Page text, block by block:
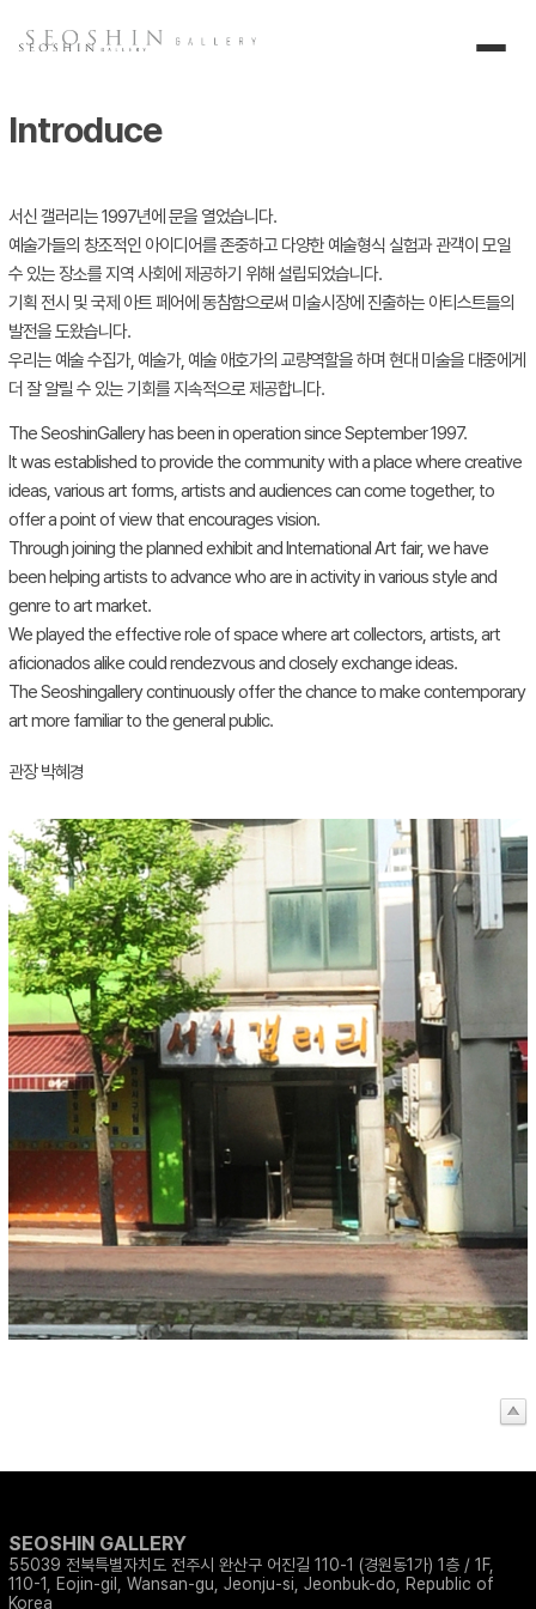
Introduce
서신 갤러리는 1997년에 문을 열었습니다.
예술가들의 창조적인 아이디어를 존중하고 다양한 예술형식 실험과 관객이 모일
수 있는 장소를 지역 사회에 제공하기 위해 설립되었습니다.
기획 전시 및 국제 아트 페어에 동참함으로써 미술시장에 진출하는 아티스트들의
발전을 도왔습니다.
우리는 예술 수집가, 예술가, 예술 애호가의 교량역할을 하며 현대 미술을 대중에게
더 잘 알릴 수 있는 기회를 지속적으로 제공합니다.
The SeoshinGallery has been in operation since September 1997.
It was established to provide the community with a place where creative
ideas, various art forms, artists and audiences can come together, to
offer a point of view that encourages vision.
Through joining the planned exhibit and International Art fair, we have
been helping artists to advance who are in activity in various style and
genre to art market.
We played the effective role of space where art collectors, artists, art
aficionados alike could rendezvous and closely exchange ideas.
The Seoshingallery continuously offer the chance to make contemporary
art more familiar to the general public.
관장 박혜경
SEOSHIN GALLERY
55039 전북특별자치도 전주시 완산구 어진길 110-1 (경원동1가) 1층 / 1F,
110-1, Eojin-gil, Wansan-gu, Jeonju-si, Jeonbuk-do, Republic of
Korea